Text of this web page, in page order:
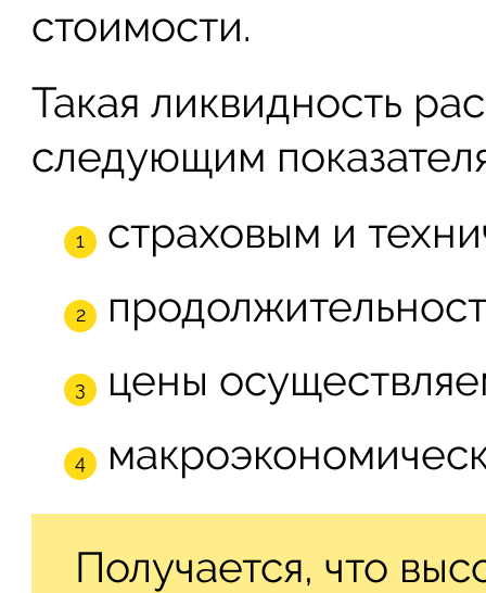
стоимости.
Такая ликвидность
следующим
страховым и
цены
Получается, что